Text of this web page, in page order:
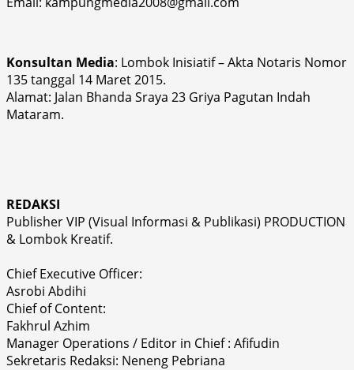
Konsultan Media: Lombok Inisiatif – Akta Notaris Nomor
135 tanggal 14 Maret 2015.
Alamat: Jalan Bhanda Sraya 23 Griya Pagutan Indah
Mataram.
REDAKSI
Publisher VIP (Visual Informasi & Publikasi) PRODUCTION
& Lombok Kreatif.
Chief Executive Officer:
Asrobi Abdihi
Chief of Content:
Fakhrul Azhim
Manager Operations / Editor in Chief : Afifudin
Sekretaris Redaksi: Neneng Pebriana